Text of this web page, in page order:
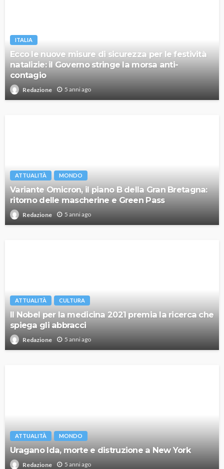
ITALIA
Ecco le nuove misure di sicurezza per le festività
natalizie: il Governo stringe la morsa anti-
contagio
Redazione 5 anni ago
ATTUALITÀ MONDO
Variante Omicron, il piano B della Gran Bretagna:
ritorno delle mascherine e Green Pass
Redazione 5 anni ago
ATTUALITÀ CULTURA
Il Nobel per la medicina 2021 premia la ricerca che
spiega gli abbracci
Redazione 5 anni ago
ATTUALITÀ MONDO
Uragano Ida, morte e distruzione a New York
Redazione 5 anni ago